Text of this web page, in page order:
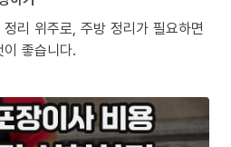
리 위주로, 주방 정리가 필요하면
좋습니다.